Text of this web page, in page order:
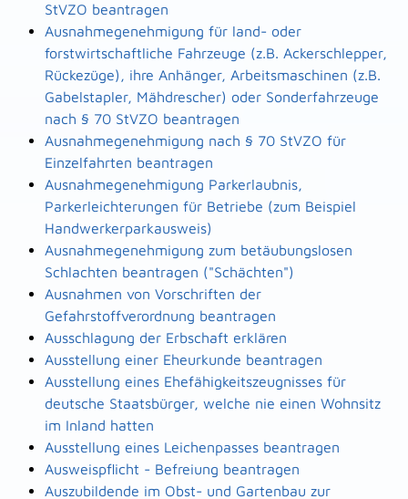
StVZO beantragen
Ausnahmegenehmigung für land- oder
forstwirtschaftliche Fahrzeuge (z.B. Ackerschlepper,
Rückezüge), ihre Anhänger, Arbeitsmaschinen (z.B.
Gabelstapler, Mähdrescher) oder Sonderfahrzeuge
nach § 70 StVZO beantragen
Ausnahmegenehmigung nach § 70 StVZO für
Einzelfahrten beantragen
Ausnahmegenehmigung Parkerlaubnis,
Parkerleichterungen für Betriebe (zum Beispiel
Handwerkerparkausweis)
Ausnahmegenehmigung zum betäubungslosen
Schlachten beantragen ("Schächten")
Ausnahmen von Vorschriften der
Gefahrstoffverordnung beantragen
Ausschlagung der Erbschaft erklären
Ausstellung einer Eheurkunde beantragen
Ausstellung eines Ehefähigkeitszeugnisses für
deutsche Staatsbürger, welche nie einen Wohnsitz
im Inland hatten
Ausstellung eines Leichenpasses beantragen
Ausweispflicht - Befreiung beantragen
Auszubildende im Obst- und Gartenbau zur